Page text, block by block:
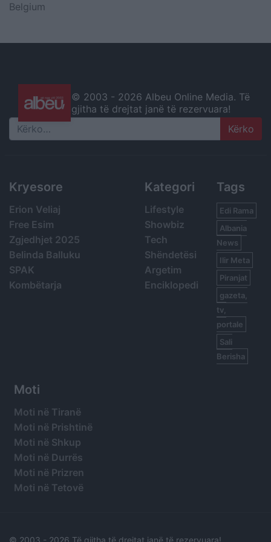
Belgium
© 2003 - 2026 Albeu Online Media. Të
gjitha të drejtat janë të rezervuara!
Search
Kryesore
Erion Veliaj
Free Esim
Zgjedhjet 2025
Belinda Balluku
SPAK
Kombëtarja
Kategori
Lifestyle
Showbiz
Tech
Shëndetësi
Argetim
Enciklopedi
Tags
Edi Rama
Albania
News
Ilir Meta
Piranjat
gazeta,
tv,
portale
Sali
Berisha
Moti
Moti në Tiranë
Moti në Prishtinë
Moti në Shkup
Moti në Durrës
Moti në Prizren
Moti në Tetovë